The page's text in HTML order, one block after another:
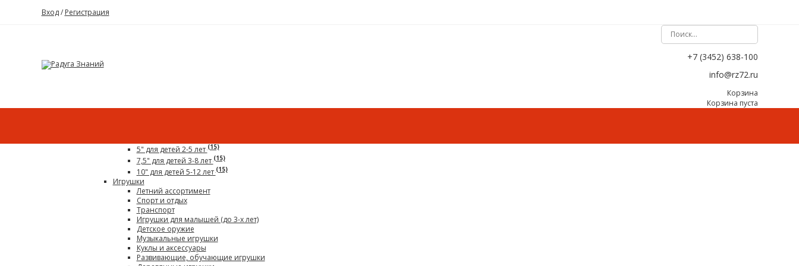
Вход/ Регистрация
+7 (3452) 638-100
info@rz72.ru
Корзина
Корзина пуста
5" для детей 2-5 лет(15)
7,5" для детей 3-8 лет(15)
10" для детей 5-12 лет(15)
Игрушки
Летний ассортимент
Спорт и отдых
Транспорт
Игрушки для малышей (до 3-х лет)
Детское оружие
Музыкальные игрушки
Куклы и аксессуары
Развивающие, обучающие игрушки